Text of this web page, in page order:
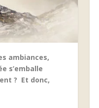
ambiances,
s’emballe
? Et donc,